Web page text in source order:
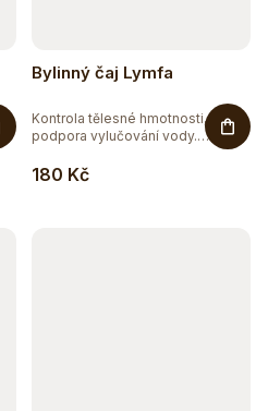
Bylinný čaj Lymfa
180 Kč
Kontrola tělesné hmotnosti,
podpora vylučování vody.